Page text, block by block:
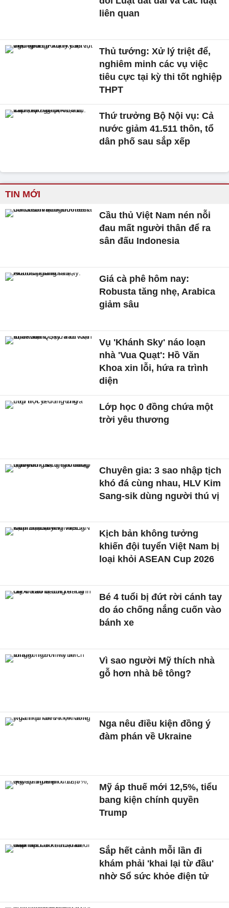
liên quan
Thủ tướng: Xử lý triệt để,
nghiêm minh các vụ việc
tiêu cực tại kỳ thi tốt nghiệp
THPT
Thứ trưởng Bộ Nội vụ: Cả
nước giảm 41.511 thôn, tổ
dân phố sau sắp xếp
TIN MỚI
Cầu thủ Việt Nam nén nỗi
đau mất người thân để ra
sân đấu Indonesia
Giá cà phê hôm nay:
Robusta tăng nhẹ, Arabica
giảm sâu
Vụ 'Khánh Sky' náo loạn
nhà 'Vua Quạt': Hồ Văn
Khoa xin lỗi, hứa ra trình
diện
Lớp học 0 đồng chứa một
trời yêu thương
Chuyên gia: 3 sao nhập tịch
khó đá cùng nhau, HLV Kim
Sang-sik dùng người thú vị
Kịch bản không tưởng
khiến đội tuyển Việt Nam bị
loại khỏi ASEAN Cup 2026
Bé 4 tuổi bị đứt rời cánh tay
do áo chống nắng cuốn vào
bánh xe
Vì sao người Mỹ thích nhà
gỗ hơn nhà bê tông?
Nga nêu điều kiện đồng ý
đàm phán về Ukraine
Mỹ áp thuế mới 12,5%, tiểu
bang kiện chính quyền
Trump
Sắp hết cảnh mỗi lần đi
khám phải 'khai lại từ đầu'
nhờ Sổ sức khỏe điện tử